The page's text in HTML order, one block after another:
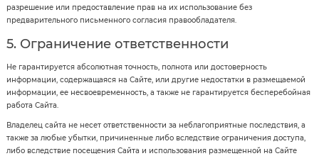
разрешение или предоставление прав на их использование без
предварительного письменного согласия правообладателя.
5. Ограничение ответственности
Не гарантируется абсолютная точность, полнота или достоверность
информации, содержащаяся на Сайте, или другие недостатки в размещаемой
информации, ее несвоевременность, а также не гарантируется бесперебойная
работа Сайта.
Владелец сайта не несет ответственности за неблагоприятные последствия, а
также за любые убытки, причиненные либо вследствие ограничения доступа,
либо вследствие посещения Сайта и использования размещенной на Сайте